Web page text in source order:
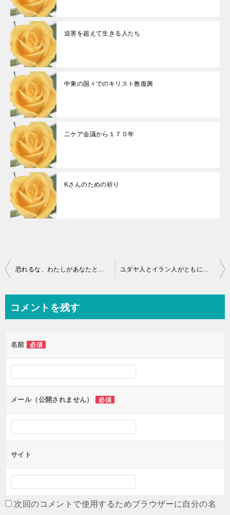
迫害を超えて生きる人たち
中東の国々でのキリスト教復興
二ケア会議から１７０年
Kさんのための祈り
投
ビ
ー
シ
ョ
ン
コメントを残す
名前 必須
メール（公開されません） 必須
サイト
次回のコメントで使用するためブラウザーに自分の名